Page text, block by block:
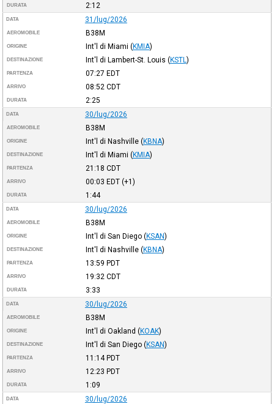
DURATA 2:12
DATA 31/lug/2026
AEROMOBILE B38M
ORIGINE Int'l di Miami (KMIA)
DESTINAZIONE Int'l di Lambert-St. Louis (KSTL )
PARTENZA 07:27 EDT
ARRIVO 08:52 CDT
DURATA 2:25
DATA 30/lug/2026
AEROMOBILE B38M
ORIGINE Int'l di Nashville (KBNA)
DESTINAZIONE Int'l di Miami (KMIA)
PARTENZA 21:18 CDT
ARRIVO 00:03 EDT(+1)
DURATA 1:44
DATA 30/lug/2026
AEROMOBILE B38M
ORIGINE Int'l di San Diego (KSAN)
DESTINAZIONE Int'l di Nashville (KBNA)
PARTENZA 13:59 PDT
ARRIVO 19:32 CDT
DURATA 3:33
DATA 30/lug/2026
AEROMOBILE B38M
ORIGINE Int'l di Oakland (KOAK)
DESTINAZIONE Int'l di San Diego (KSAN)
PARTENZA 11:14PDT
ARRIVO 12:23 PDT
DURATA 1:09
DATA 30/lug/2026